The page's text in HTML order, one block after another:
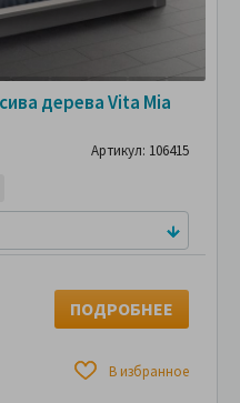
дерева Vita Mia
Артикул: 106415
В избранное
ПОДРОБНЕЕ